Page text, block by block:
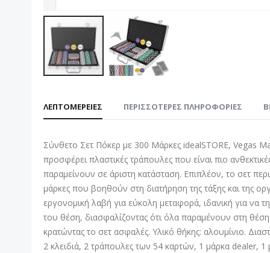
αρχή
συλλογής
εικόνων
ΛΕΠΤΟΜΈΡΕΙΕΣ
Σύνθετο Σετ Πόκερ με 300 Μάρκες idealSTORE, Vegas
προσφέρει πλαστικές τράπουλες που είναι πιο
παραμείνουν σε άριστη κατάσταση. Επιπλέον, το σετ
μάρκες που βοηθούν στη διατήρηση της τάξης και της
εργονομική λαβή για εύκολη μεταφορά, ιδανική για να
του θέση, διασφαλίζοντας ότι όλα παραμένουν στη
κρατώντας το σετ ασφαλές. Υλικό θήκης: αλουμίνιο.
2 κλειδιά, 2 τράπουλες των 54 καρτών, 1 μάρκα dealer, 1
ΠΕΡΙΣΣΌΤΕΡΕΣ ΠΛΗΡΟΦΟΡΊΕΣ